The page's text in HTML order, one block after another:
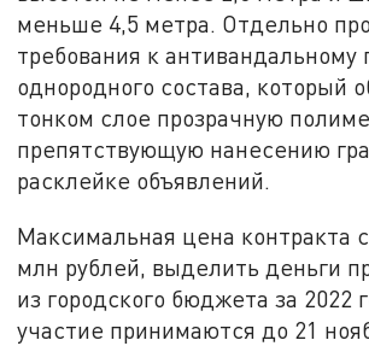
меньше 4,5 метра. Отдельно
требования к антивандальному
однородного состава, который
тонком слое прозрачную
препятствующую нанесению
расклейке объявлений.
Максимальная цена контракта
млн рублей, выделить деньги
из городского бюджета за 2022
участие принимаются до 21